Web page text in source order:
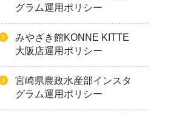
グラム運用ポリシー
みやざき館KONNE KITTE
大阪店運用ポリシー
宮崎県農政水産部インスタ
グラム運用ポリシー